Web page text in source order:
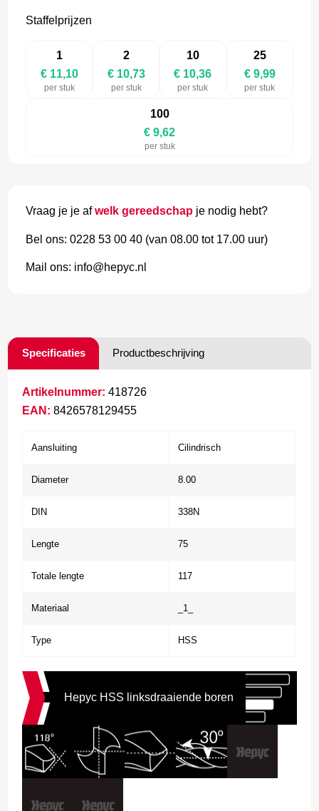
Staffelprijzen
1
€ 11,10
per stuk
2
€ 10,73
per stuk
10
€ 10,36
per stuk
25
€ 9,99
per stuk
100
€ 9,62
per stuk
Vraag je je afwelk gereedschap je nodig hebt?
Bel ons: 0228 53 00 40 (van 08.00 tot 17.00 uur)
Mail ons: info@hepyc.nl
Specificaties Productbeschrijving
Artikelnummer: 418726
EAN: 8426578129455
Aansluiting Cilindrisch
Diameter 8.00
DIN 338N
Lengte 75
Totale lengte 117
Materiaal _1_
Type HSS
Hepyc HSS linksdraaiende boren